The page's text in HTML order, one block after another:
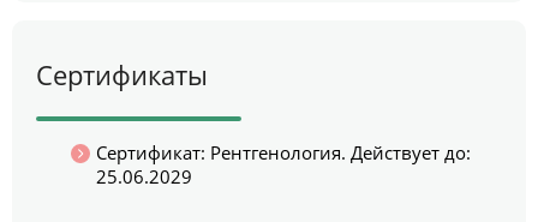
Сертификаты
Сертификат: Рентгенология. Действует до:
25.06.2029